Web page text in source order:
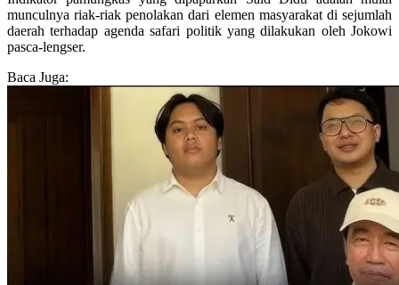
munculnya riak-riak penolakan dari elemen masyarakat di sejumlah
daerah terhadap agenda safari politik yang dilakukan oleh Jokowi
pasca-lengser.
Baca Juga: